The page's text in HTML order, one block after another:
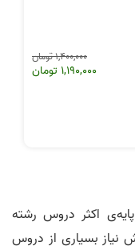
1,400,000 تومان
1,190,000 تومان
پایه‌ی اکثر دروس رشته
نیاز بسیاری از دروس